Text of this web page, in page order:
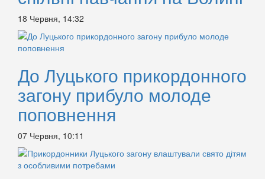
18 Червня, 14:32
До Луцького прикордонного
загону прибуло молоде
поповнення
07 Червня, 10:11